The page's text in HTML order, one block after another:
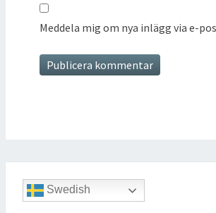
Meddela mig om nya inlägg via e-
Swedish